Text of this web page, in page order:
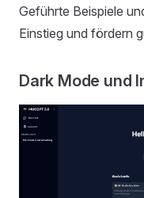
Geführte Beispiele
Einstieg und fördern
Dark Mode und